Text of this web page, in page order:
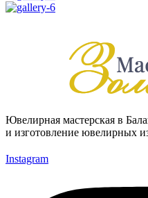
Ювелирная мастерская в
и изготовление ювелирных
Instagram